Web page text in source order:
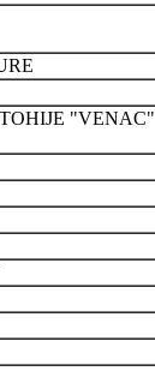
"VENAC"